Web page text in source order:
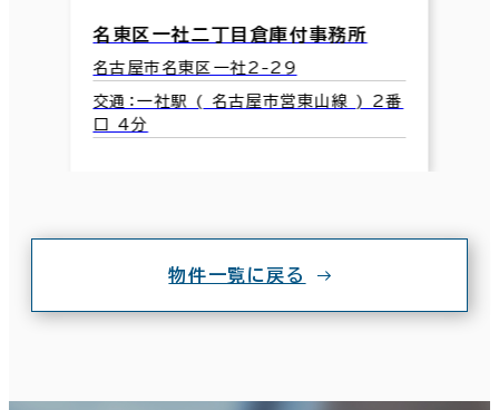
名東区一社二丁目倉庫付事務所
名古屋市名東区一社2-29
交通：一社駅 ( 名古屋市営東山線 ) 2番
口 4分
物件一覧に戻る